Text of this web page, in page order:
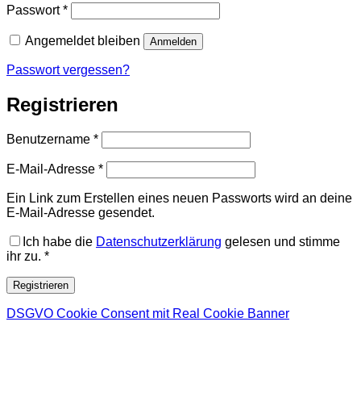
Passwort*Erforderlich
Angemeldet bleiben Anmelden
Passwort vergessen?
Registrieren
Benutzername *Erforderlich
E-Mail-Adresse *Erforderlich
Ein Link zum Erstellen eines neuen Passworts wird an deine
E-Mail-Adresse gesendet.
Ich habe die Datenschutzerklärung gelesen und stimme
ihr zu. *
Registrieren
DSGVO Cookie Consent mit Real Cookie Banner